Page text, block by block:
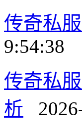
传奇私
9:54:38
传奇私
析